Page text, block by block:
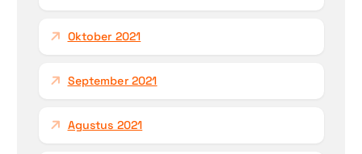
Oktober 2021
September 2021
Agustus 2021